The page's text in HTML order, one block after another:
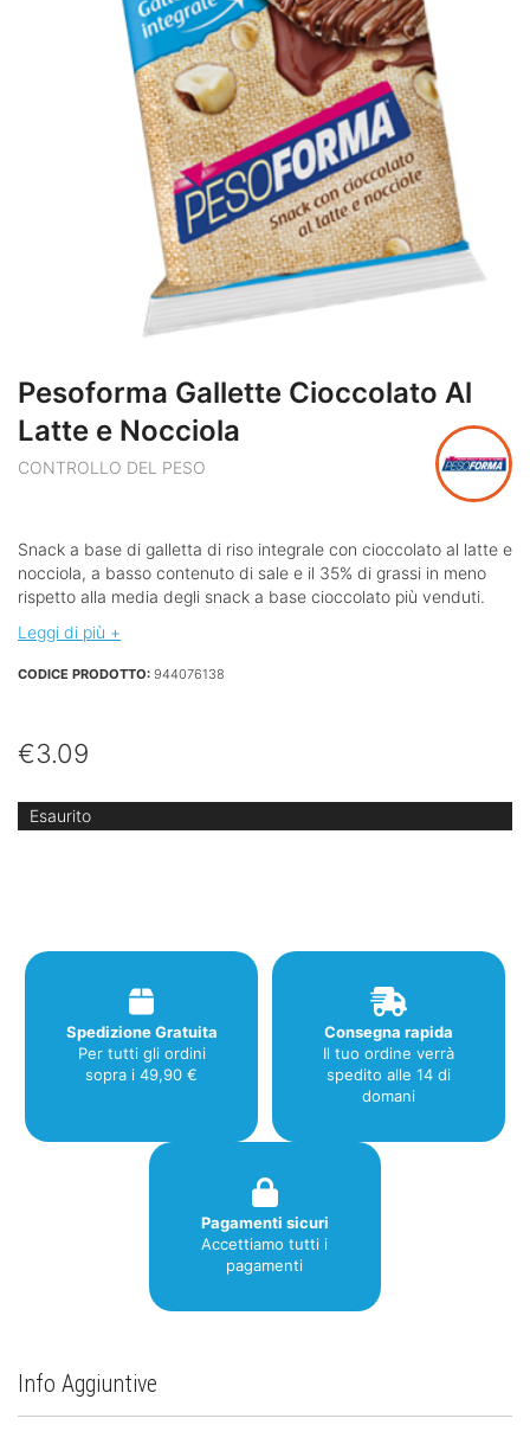
Pesoforma Gallette Cioccolato Al
Latte e Nocciola
CONTROLLO DEL PESO
Snack a base di galletta di riso integrale con cioccolato al latte e
nocciola, a basso contenuto di sale e il 35% di grassi in meno
rispetto alla media degli snack a base cioccolato più venduti.
Leggi di più +
CODICE PRODOTTO: 944076138
€3.09
Esaurito
Spedizione Gratuita
Per tutti gli ordini
sopra i 49,90 €
Consegna rapida
Il tuo ordine verrà
spedito alle 14 di
domani
Pagamenti sicuri
Accettiamo tutti i
pagamenti
Info Aggiuntive